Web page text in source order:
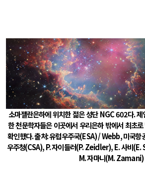
소마젤란은하에 위치한 젊은 성단NGC 602다.제
한 천문학자들은 이곳에서 우리은하 밖에서 최초
확인했다.출처:유럽우주국(ESA) / Webb,미국항
우주청(CSA), P.자이들러(P. Zeidler), E.사비(E.
M.자마니(M. Zamani)